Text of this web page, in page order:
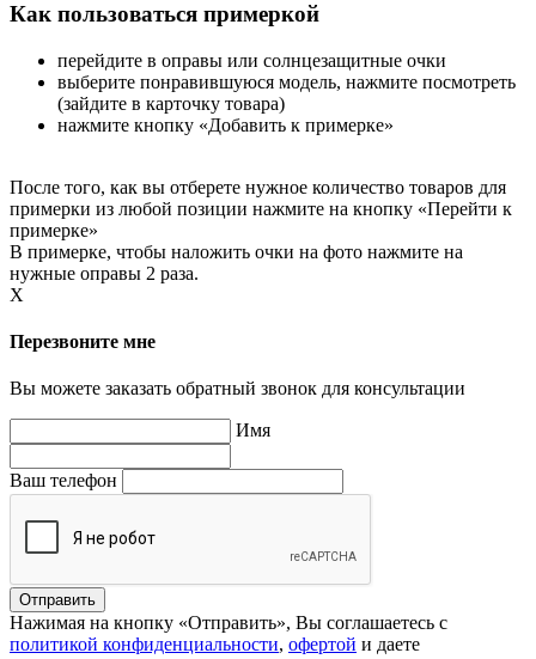
Как пользоваться примеркой
перейдите в оправы или солнцезащитные очки
выберите понравившуюся модель, нажмите посмотреть
(зайдите в карточку товара)
нажмите кнопку «Добавить к примерке»
После того, как вы отберете нужное количество товаров для
примерки из любой позиции нажмите на кнопку «Перейти к
примерке»
В примерке, чтобы наложить очки на фото нажмите на
нужные оправы 2 раза.
X
Перезвоните мне
Вы можете заказать обратный звонок для консультации
Имя
Ваш телефон
Нажимая на кнопку «Отправить», Вы соглашаетесь с
политикой конфиденциальности, офертой и даете